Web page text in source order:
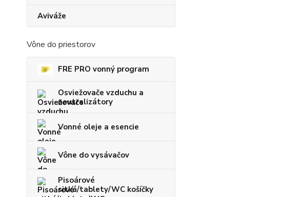
Aviváže
Vône do priestorov
FRE PRO vonný program
Osviežovače vzduchu a
neutralizátory
Vonné oleje a esencie
Vône do vysávačov
Pisoárové
sitká/tablety/WC košíčky